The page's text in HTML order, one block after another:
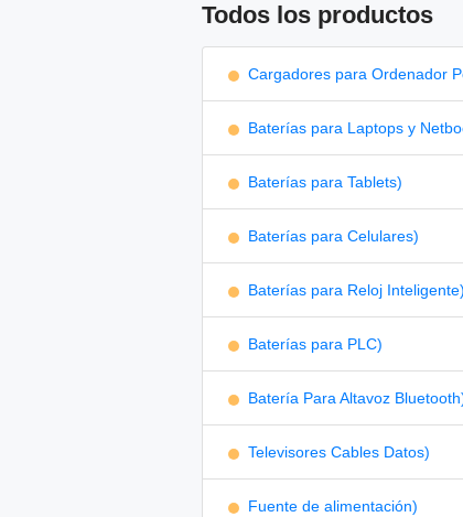
Todos los productos
Cargadores para Ordenador
Baterías para Laptops y
Baterías para Tablets)
Baterías para Celulares)
Baterías para Reloj Inteligente)
Baterías para PLC)
Batería Para Altavoz
Televisores Cables Datos)
Fuente de alimentación)